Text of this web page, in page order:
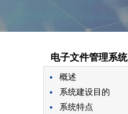
电子文件管理系统
概述
系统建设目的
系统特点